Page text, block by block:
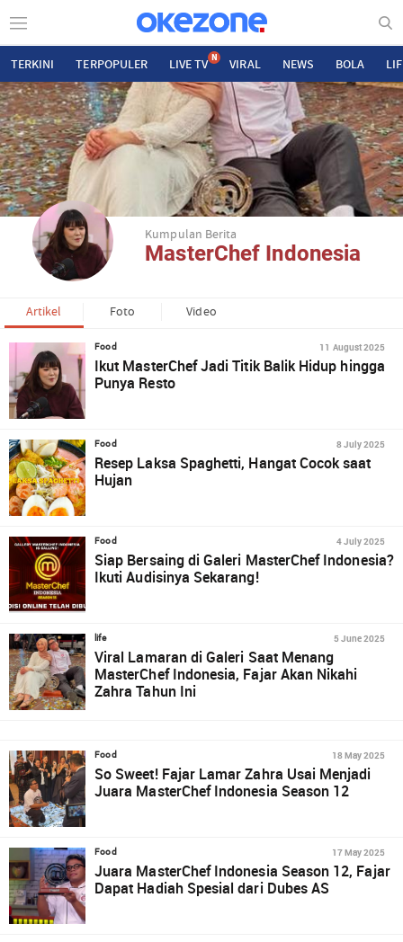
TERKINI TERPOPULER LIVE TV N VIRAL NEWS BOLA
Kumpulan Berita
MasterChef Indonesia
Artikel Foto Video
Food 11 August 2025
Ikut MasterChef Jadi Titik Balik Hidup hingga
Punya Resto
Food 8 July 2025
Resep Laksa Spaghetti, Hangat Cocok saat
Hujan
Food 4 July 2025
Siap Bersaing di Galeri MasterChef Indonesia?
Ikuti Audisinya Sekarang!
life 5 June 2025
Viral Lamaran di Galeri Saat Menang
MasterChef Indonesia, Fajar Akan Nikahi
Zahra Tahun Ini
Food 18 May 2025
So Sweet! Fajar Lamar Zahra Usai Menjadi
Juara MasterChef Indonesia Season 12
Food 17 May 2025
Juara MasterChef Indonesia Season 12, Fajar
Dapat Hadiah Spesial dari Dubes AS